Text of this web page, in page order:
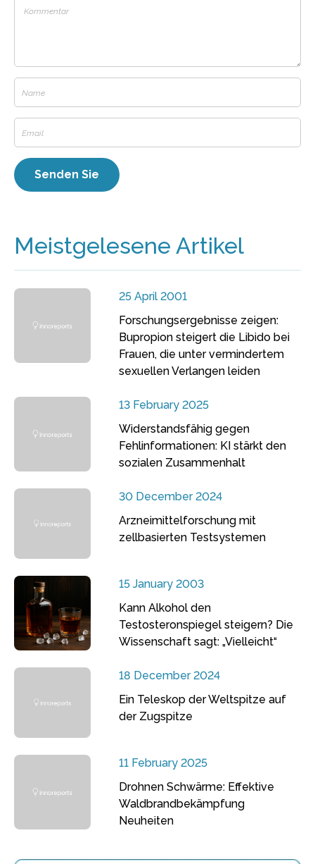
Meistgelesene Artikel
25 April 2001
Forschungsergebnisse zeigen:
Bupropion steigert die Libido bei
Frauen, die unter vermindertem
sexuellen Verlangen leiden
13 February 2025
Widerstandsfähig gegen
Fehlinformationen: KI stärkt den
sozialen Zusammenhalt
30 December 2024
Arzneimittelforschung mit
zellbasierten Testsystemen
15 January 2003
Kann Alkohol den
Testosteronspiegel steigern? Die
Wissenschaft sagt: „Vielleicht“
18 December 2024
Ein Teleskop der Weltspitze auf
der Zugspitze
11 February 2025
Drohnen Schwärme: Effektive
Waldbrandbekämpfung
Neuheiten